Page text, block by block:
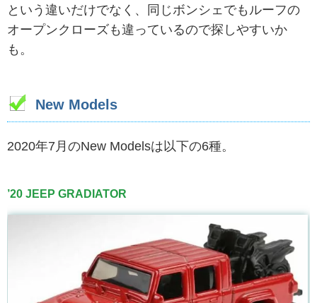
という違いだけでなく、同じボンシェでもルーフの
オープンクローズも違っているので探しやすいか
も。
New Models
2020年7月のNew Modelsは以下の6種。
’20 JEEP GRADIATOR